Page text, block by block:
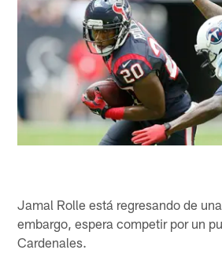
Jamal Rolle está regresando de
embargo, espera competir por un
Cardenales.